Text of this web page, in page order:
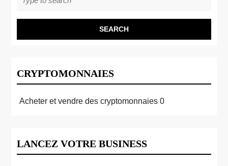
for:
CRYPTOMONNAIES
Acheter et vendre des cryptomonnaies 0
LANCEZ VOTRE BUSINESS